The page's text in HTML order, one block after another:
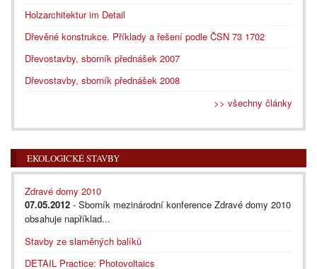
Holzarchitektur im Detail
Dřevěné konstrukce. Příklady a řešení podle ČSN 73 1702
Dřevostavby, sborník přednášek 2007
Dřevostavby, sborník přednášek 2008
>> všechny články
EKOLOGICKÉ STAVBY
Zdravé domy 2010
07.05.2012 - Sborník mezinárodní konference Zdravé domy 2010
obsahuje například...
Stavby ze slaměných balíků
DETAIL Practice: Photovoltaics